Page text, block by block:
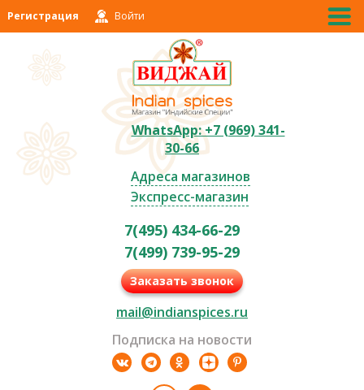
Регистрация Войти
WhatsApp: +7 (969) 341-
30-66
Адреса магазинов
Экспресс-магазин
7(495) 434-66-29
7(499) 739-95-29
Заказать звонок
mail@indianspices.ru
Подписка на новости